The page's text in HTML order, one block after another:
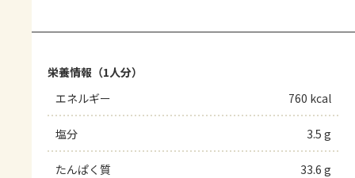
栄養情報（1人分）
エネルギー
760 kcal
塩分 3.5 g
たんぱく質 33.6 g